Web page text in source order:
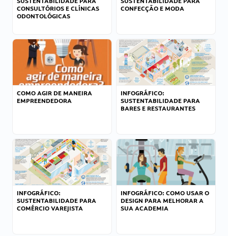
CONSULTÓRIOS E CLÍNICAS
ODONTOLÓGICAS
CONFECÇÃO E MODA
COMO AGIR DE MANEIRA
EMPREENDEDORA
INFOGRÁFICO:
SUSTENTABILIDADE PARA
BARES E RESTAURANTES
INFOGRÁFICO:
SUSTENTABILIDADE PARA
COMÉRCIO VAREJISTA
INFOGRÁFICO: COMO USAR O
DESIGN PARA MELHORAR A
SUA ACADEMIA